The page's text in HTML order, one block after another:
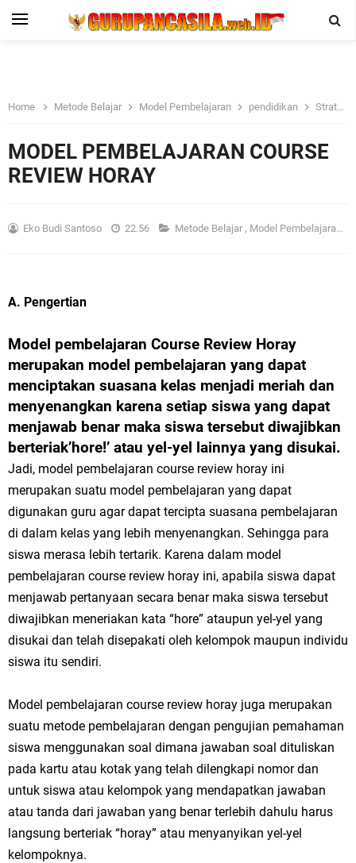
Home Metode Belajar Model Pembelajaran pendidikan Strategi Pendidikan
MODEL PEMBELAJARAN COURSE
REVIEW HORAY
Eko Budi Santoso 22.56 Metode Belajar , Model Pembelajaran
A. Pengertian
Model pembelajaran Course Review Horay
merupakan model pembelajaran yang dapat
menciptakan suasana kelas menjadi meriah dan
menyenangkan karena setiap siswa yang dapat
menjawab benar maka siswa tersebut diwajibkan
berteriak’hore!’ atau yel-yel lainnya yang disukai.
Jadi, model pembelajaran course review horay ini
merupakan suatu model pembelajaran yang dapat
digunakan guru agar dapat tercipta suasana pembelajaran
di dalam kelas yang lebih menyenangkan. Sehingga para
siswa merasa lebih tertarik. Karena dalam model
pembelajaran course review horay ini, apabila siswa dapat
menjawab pertanyaan secara benar maka siswa tersebut
diwajibkan meneriakan kata “hore” ataupun yel-yel yang
disukai dan telah disepakati oleh kelompok maupun individu
siswa itu sendiri.
Model pembelajaran course review horay juga merupakan
suatu metode pembelajaran dengan pengujian pemahaman
siswa menggunakan soal dimana jawaban soal dituliskan
pada kartu atau kotak yang telah dilengkapi nomor dan
untuk siswa atau kelompok yang mendapatkan jawaban
atau tanda dari jawaban yang benar terlebih dahulu harus
langsung berteriak “horay” atau menyanyikan yel-yel
kelompoknya.